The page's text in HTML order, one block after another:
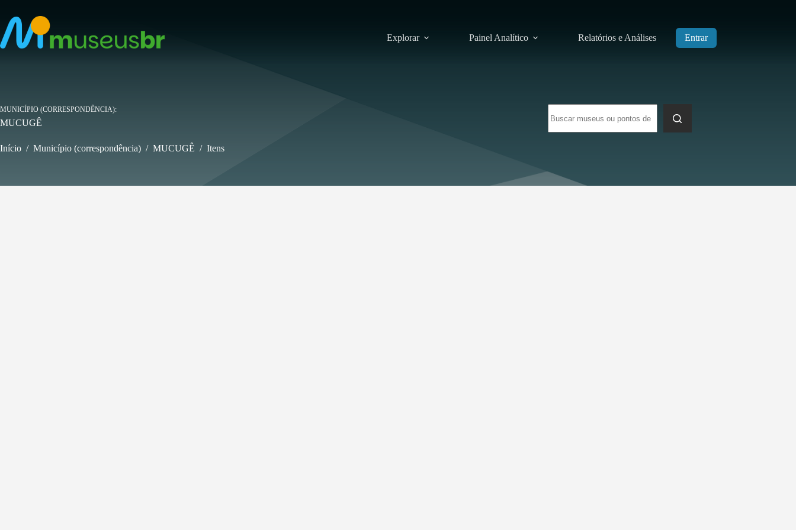
para
conteúdo
Explorar Painel Analítico Relatórios e Análises Entrar
resultados
MUNICÍPIO (CORRESPONDÊNCIA)
MUCUGÊ
Início / Município (correspondência) / MUCUGÊ / Itens